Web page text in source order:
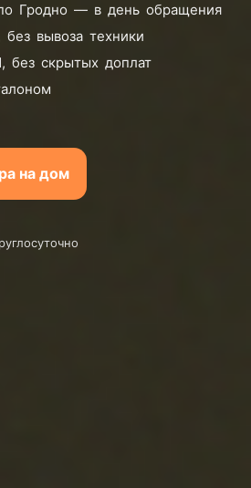
Гродно — в день обращения
вывоза техники
без скрытых доплат
на дом